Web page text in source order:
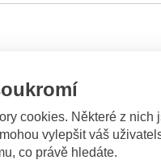
cookies. Některé z nich
vylepšit váš
co právě hledáte.